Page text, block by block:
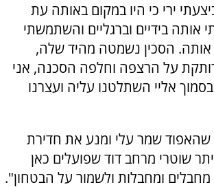
ירי כי היו במקום באותה עת
אותה בידיים וברגליים והשתמשתי
אותה. הסכין נשמטה מהיד שלה,
על הרצפה וחלפה הסכנה, אני
אליי השתלטנו עליה ועצרנו
שהאפוד שמר עלי ומנע את חדירת
שוטרי מרחב דוד שפועלים כאן
ומחבלות ולשמור על הבטחון".